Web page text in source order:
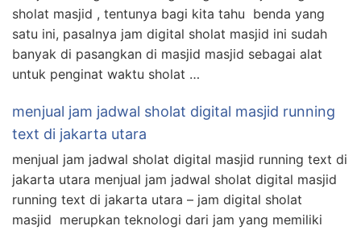
sholat masjid , tentunya bagi kita tahu benda yang
satu ini, pasalnya jam digital sholat masjid ini sudah
banyak di pasangkan di masjid masjid sebagai alat
untuk penginat waktu sholat …
menjual jam jadwal sholat digital masjid running
text di jakarta utara
menjual jam jadwal sholat digital masjid running text di
jakarta utara menjual jam jadwal sholat digital masjid
running text di jakarta utara – jam digital sholat
masjid merupkan teknologi dari jam yang memiliki